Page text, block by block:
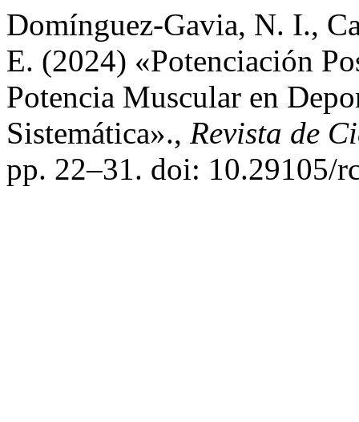
Domínguez-Gavia, N. I.,
E. (2024) «Potenciación
Potencia Muscular en
Sistemática»., Revista de
pp. 22–31. doi: 10.29105/